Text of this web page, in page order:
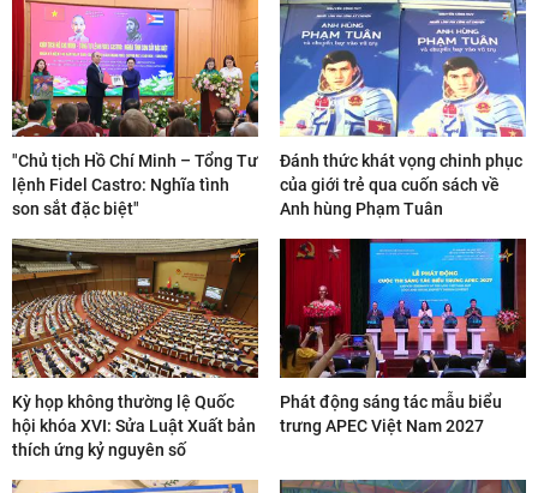
"Chủ tịch Hồ Chí Minh – Tổng Tư
lệnh Fidel Castro: Nghĩa tình
son sắt đặc biệt"
Đánh thức khát vọng chinh phục
của giới trẻ qua cuốn sách về
Anh hùng Phạm Tuân
Kỳ họp không thường lệ Quốc
hội khóa XVI: Sửa Luật Xuất bản
thích ứng kỷ nguyên số
Phát động sáng tác mẫu biểu
trưng APEC Việt Nam 2027